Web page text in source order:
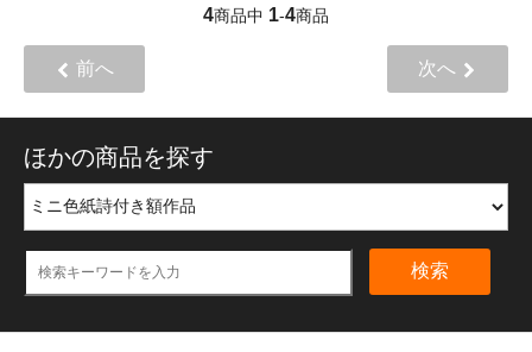
4商品中 1-4商品
前へ 次へ
ほかの商品を探す
検索